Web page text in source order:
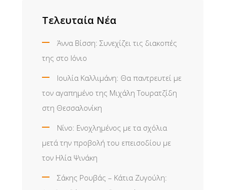
Τελευταία Νέα
Άννα Βίσση: Συνεχίζει τις διακοπές
της στο Ιόνιο
Ιουλία Καλλιμάνη: Θα παντρευτεί με
τον αγαπημένο της Μιχάλη Τουρατζίδη
στη Θεσσαλονίκη
Νίνο: Ενοχλημένος με τα σχόλια
μετά την προβολή του επεισοδίου με
τον Ηλία Ψινάκη
Σάκης Ρουβάς – Κάτια Ζυγούλη: